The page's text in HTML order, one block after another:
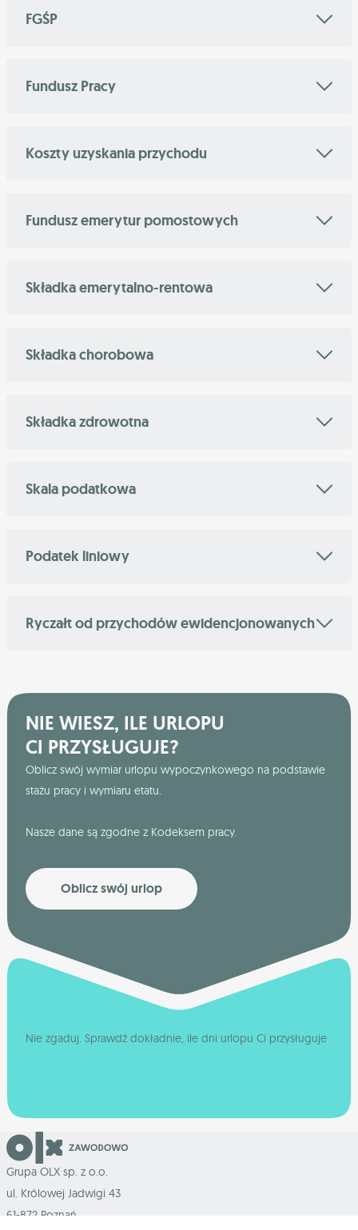
FGŚP
Fundusz Pracy
Koszty uzyskania przychodu
Fundusz emerytur pomostowych
Składka emerytalno-rentowa
Składka chorobowa
Składka zdrowotna
Skala podatkowa
Podatek liniowy
Ryczałt od przychodów ewidencjonowanych
NIE WIESZ, ILE URLOPU
CI PRZYSŁUGUJE?
Oblicz swój wymiar urlopu wypoczynkowego na podstawie
stażu pracy i wymiaru etatu.
Nasze dane są zgodne z Kodeksem pracy.
Oblicz swój urlop
Nie zgaduj. Sprawdź dokładnie, ile dni urlopu Ci przysługuje
Grupa OLX sp. z o.o.
ul. Królowej Jadwigi 43
61-872 Poznań